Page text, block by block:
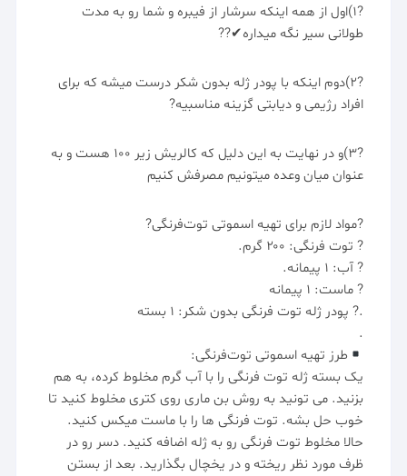
?1)اول از همه اینکه سرشار از فیبره و شما رو به مدت
طولانی سیر نگه میداره✔??
?2)دوم اینکه با پودر ژله بدون شکر درست میشه که برای
افراد رژیمی و دیابتی گزینه مناسبیه?
?3)و در نهایت به این دلیل که کالریش زیر ۱۰۰ هست و به
عنوان میان وعده میتونیم مصرفش کنیم
?مواد لازم برای تهیه اسموتی توت‌فرنگی?
?️ توت فرنگی: ۲۰۰ گرم.
?️ آب: ۱ پیمانه.
?️ ماست: ۱ پیمانه
.?️ پودر ژله توت فرنگی بدون شکر: ۱ بسته
.
طرز تهیه اسموتی توت‌فرنگی:
یک بسته ژله توت فرنگی را با آب گرم مخلوط کرده، به هم
بزنید. می تونید به روش بن ماری روی کتری مخلوط کنید تا
خوب حل بشه. توت فرنگی ها را با ماست میکس کنید.
حالا مخلوط توت فرنگی رو به ژله اضافه کنید. دسر رو در
ظرف مورد نظر ریخته و در یخچال بگذارید. بعد از بستن